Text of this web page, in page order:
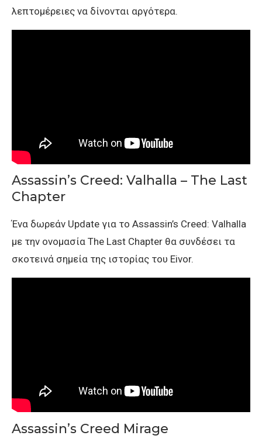
λεπτομέρειες να δίνονται αργότερα.
Assassin’s Creed: Valhalla – The Last
Chapter
Ένα δωρεάν Update για το Assassin’s Creed: Valhalla
με την ονομασία The Last Chapter θα συνδέσει τα
σκοτεινά σημεία της ιστορίας του Eivor.
Assassin’s Creed Mirage